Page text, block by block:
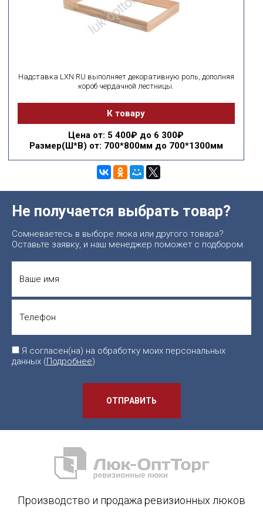
ВЫ ИЩЕТЕ:
Сбросить фильтр подобрать
Надставка LXN RU выполняет декоративную роль, дополняя
короб чердачной лестницы.
К товару
Цена от: 5 400₽ до 6 300₽
Размер(Ш*В) от: 700*800мм до 700*1300мм
Не получается выбрать товар?
Сомневаетесь в выборе люка или другого товара?
Оставьте заявку, и наш менеджер поможет с подбором.
Я согласен(на) на обработку моих персональных
данных (Подробнее)
ОТПРАВИТЬ
Производство и продажа ревизионных люков